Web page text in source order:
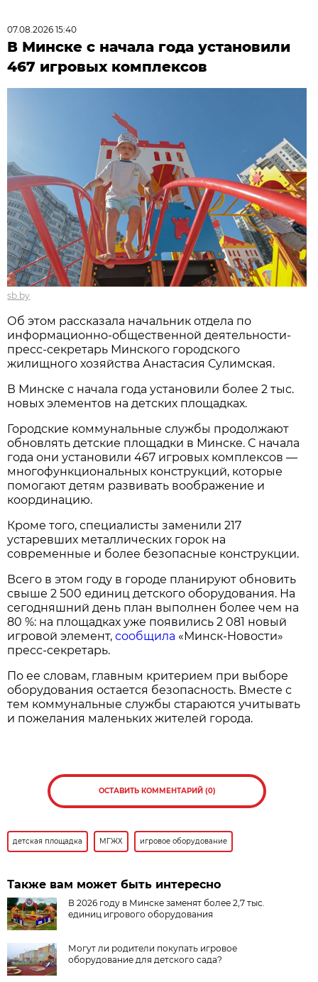
07.08.2026 15:40
В Минске с начала года установили
467 игровых комплексов
sb.by
Об этом рассказала начальник отдела по
информационно-общественной деятельности-
пресс-секретарь Минского городского
жилищного хозяйства Анастасия Сулимская.
В Минске с начала года установили более 2 тыс.
новых элементов на детских площадках.
Городские коммунальные службы продолжают
обновлять детские площадки в Минске. С начала
года они установили 467 игровых комплексов —
многофункциональных конструкций, которые
помогают детям развивать воображение и
координацию.
Кроме того, специалисты заменили 217
устаревших металлических горок на
современные и более безопасные конструкции.
Всего в этом году в городе планируют обновить
свыше 2 500 единиц детского оборудования. На
сегодняшний день план выполнен более чем на
80 %: на площадках уже появились 2 081 новый
игровой элемент,сообщила «Минск-Новости»
пресс-секретарь.
По ее словам, главным критерием при выборе
оборудования остается безопасность. Вместе с
тем коммунальные службы стараются учитывать
и пожелания маленьких жителей города.
ОСТАВИТЬ КОММЕНТАРИЙ (0)
детская площадка МГЖХ игровое оборудование
Также вам может быть интересно
В 2026 году в Минске заменят более 2,7 тыс.
единиц игрового оборудования
Могут ли родители покупать игровое
оборудование для детского сада?